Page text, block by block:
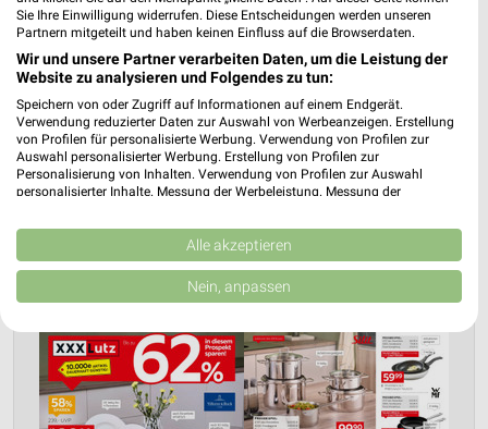
Nächste Filiale
XXXLutz Villingen-Schwenningen
Vorderer Eckweg 21
78048 Villingen-Schwenningen
Heute 10:00 - 19:00 Uhr | Geöffnet
Sie Ihre Einwilligung widerrufen. Diese Entscheidungen werden unseren
Partnern mitgeteilt und haben keinen Einfluss auf die Browserdaten.
Wir und unsere Partner verarbeiten Daten, um die Leistung der
Website zu analysieren und Folgendes zu tun:
Speichern von oder Zugriff auf Informationen auf einem Endgerät.
Verwendung reduzierter Daten zur Auswahl von Werbeanzeigen. Erstellung
von Profilen für personalisierte Werbung. Verwendung von Profilen zur
Auswahl personalisierter Werbung. Erstellung von Profilen zur
Personalisierung von Inhalten. Verwendung von Profilen zur Auswahl
personalisierter Inhalte. Messung der Werbeleistung. Messung der
Kombinationen von Daten aus verschiedenen Quellen. Entwicklung und
Verbesserung der Angebote. Verwendung reduzierter Daten zur Auswahl
von Inhalten.
Daten können außerhalb der Europäischen Union weitergegeben und in die
USA gesendet werden.
Website/App.
Partnerliste anzeigen (1 IAB-Anbieter)
Wir nutzen Ihre Daten für folgende Zwecke:
IAB-Verarbeitungszwecke:
Alle akzeptieren
Nein, anpassen